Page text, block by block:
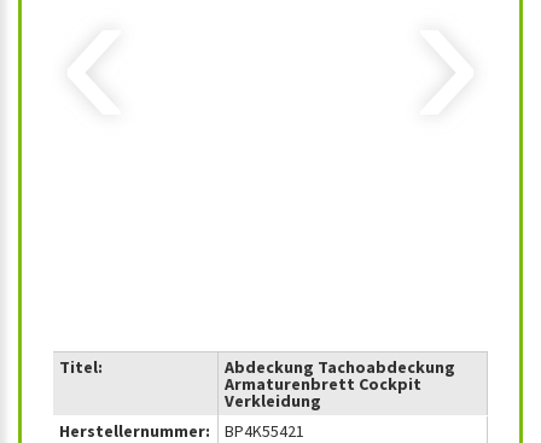
‹ ›
Titel: Abdeckung Tachoabdeckung
Armaturenbrett Cockpit
Verkleidung
Herstellernummer:
BP4K55421